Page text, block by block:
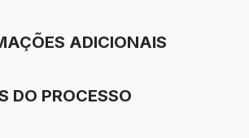
ADICIONAIS
DO PROCESSO